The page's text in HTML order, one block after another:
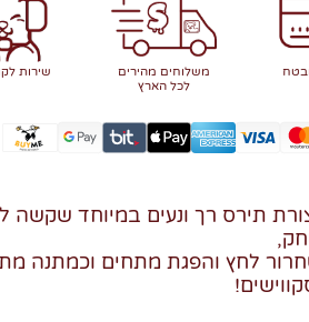
משלוחים מהירים
לכל הארץ
שירות
תירס רך ונעים במיוחד שקשה
לחץ והפגת מתחים וכמתנה